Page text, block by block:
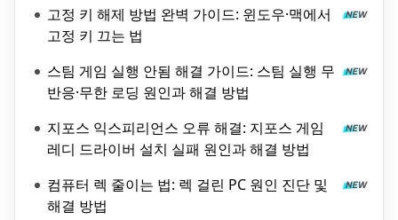
고정 키 해제 방법 완벽 가이드: 윈도우·맥에서
고정 키 끄는 법
스팀 게임 실행 안됨 해결 가이드: 스팀 실행 무
반응·무한 로딩 원인과 해결 방법
지포스 익스피리언스 오류 해결: 지포스 게임
레디 드라이버 설치 실패 원인과 해결 방법
컴퓨터 렉 줄이는 법: 렉 걸린 PC 원인 진단 및
해결 방법